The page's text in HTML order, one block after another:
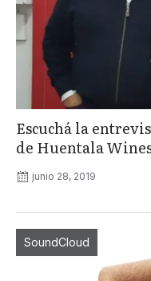
Escuchá la
de Huentala
junio 28, 2019
SoundCloud